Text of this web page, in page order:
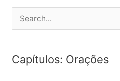
e
q
Capítulos: Orações